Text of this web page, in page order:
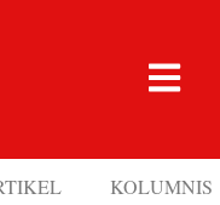
KOLUMNIS